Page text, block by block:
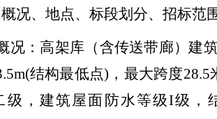
况、地点、标段划分、招标范
况：高架库（含传送带廊）建
结构最低点)，最大跨度
级，建筑屋面防水等级I级，